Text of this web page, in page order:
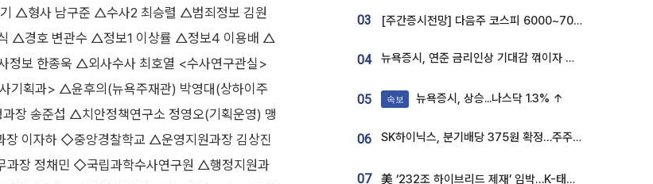
△형사 남구준 △수사2 최승렬 △범죄정보 김원
△경호 변관수 △정보1 이상률 △정보4 이용배 △
보 한종욱 △외사수사 최호열 <수사연구관실>
획과> △윤후의(뉴욕주재관) 박영대(상하이주
송준섭 △치안정책연구소 정영오(기획운영) 맹
이자하 ◇중앙경찰학교 △운영지원과장 김상진
장 정채민 ◇국립과학수사연구원 △행정지원과
03 [주간증시전망] 다음주 코스피 6000~7000⋯“外人 수급은 정책이 변수”
04 뉴욕증시, 연준 금리인상 기대감 꺾이자 상승...S&P500 사상 최고치 [종합]
05 속보 뉴욕증시, 상승...나스닥 1.3% ↑
06 SK하이닉스, 분기배당 375원 확정…주주환원책 9월로 앞당겨 발표
07 美 ‘232조 하이브리드 제재’ 임박…K-태양광, 불확실성 털고 날개 다나